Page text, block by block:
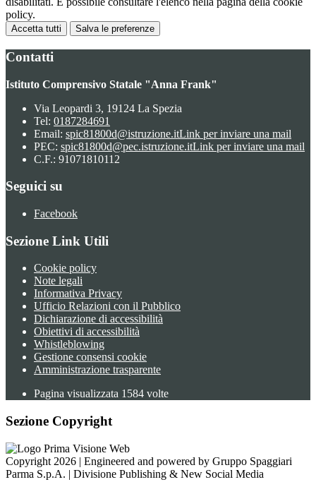
policy.
Accetta tutti Salva le preferenze
Contatti
Istituto Comprensivo Statale "Anna Frank"
Via Leopardi 3, 19124 La Spezia
Tel: 0187284691
Email: spic81800d@istruzione.itLink per inviare una mail
PEC: spic81800d@pec.istruzione.itLink per inviare una mail
C.F.: 91071810112
Seguici su
Facebook
Sezione Link Utili
Cookie policy
Note legali
Informativa Privacy
Ufficio Relazioni con il Pubblico
Dichiarazione di accessibilità
Obiettivi di accessibilità
Whistleblowing
Gestione consensi cookie
Amministrazione trasparente
Pagina visualizzata 1584 volte
Sezione Copyright
Copyright 2026 | Engineered and powered by Gruppo Spaggiari
Parma S.p.A. | Divisione Publishing & New Social Media